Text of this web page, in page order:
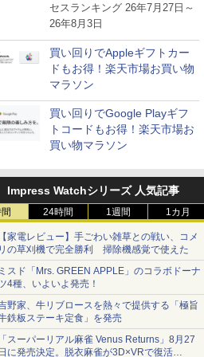
が注目を集める
セスランキング 26年7月27日～
26年8月3日
買い回りでAppleギフトカー
ドもお得！楽天市場お買い物
マラソン
買い回りでGoogle Playギフ
トコードもお得！楽天市場お
買い物マラソン
Impress Watchシリーズ 人気記事
24時間 1週間 1カ月
家電レビュー】手ごわい雑草との戦い、コメ
の草刈機で完全勝利 掃除機感覚で使えた
スド「Mrs. GREEN APPLE」のコラボドーナ
4種、いよいよ発売！
野家、牛リブロースを熱々で提供する「極旨
鉄板ステーキ定食」を発売
スーパーリアル麻雀 Venus Returns」8月27
に発売決定。脱衣麻雀が3D×VRで復活